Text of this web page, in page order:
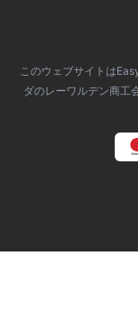
このウェブサイトは
ダのレーワルデン商工